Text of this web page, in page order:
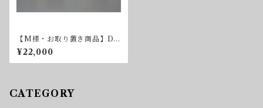
【M様・お取り置き商品】Dy
bdahl・左
¥22,000
CATEGORY